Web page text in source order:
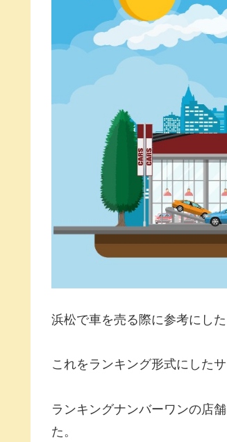
浜松で車を売る際に参考にし
これをランキング形式にした
ランキングナンバーワンの店
た。